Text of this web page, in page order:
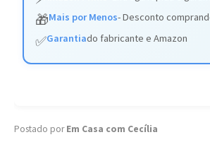
🎁Mais por Menos- Desconto
✅Garantiado fabricante e Amazon
Postado porEm Casa com Cecília